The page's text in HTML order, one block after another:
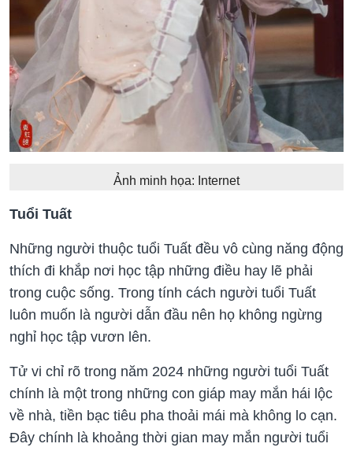
Ảnh minh họa: Internet
Tuổi Tuất
Những người thuộc tuổi Tuất đều vô cùng năng động
thích đi khắp nơi học tập những điều hay lẽ phải
trong cuộc sống. Trong tính cách người tuổi Tuất
luôn muốn là người dẫn đầu nên họ không ngừng
nghỉ học tập vươn lên.
Tử vi chỉ rõ trong năm 2024 những người tuổi Tuất
chính là một trong những con giáp may mắn hái lộc
về nhà, tiền bạc tiêu pha thoải mái mà không lo cạn.
Đây chính là khoảng thời gian may mắn người tuổi